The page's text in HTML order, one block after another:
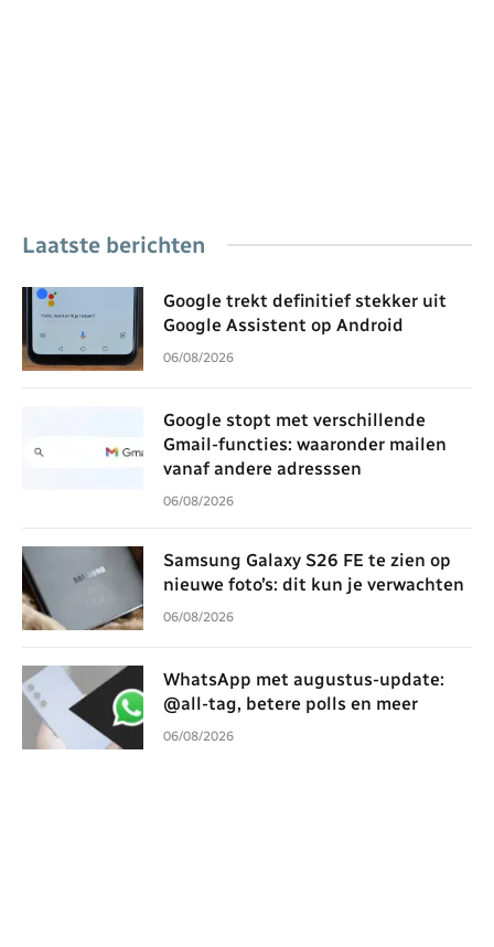
Laatste berichten
Google trekt definitief stekker uit
Google Assistent op Android
06/08/2026
Google stopt met verschillende
Gmail-functies: waaronder mailen
vanaf andere adresssen
06/08/2026
Samsung Galaxy S26 FE te zien op
nieuwe foto’s: dit kun je verwachten
06/08/2026
WhatsApp met augustus-update:
@all-tag, betere polls en meer
06/08/2026